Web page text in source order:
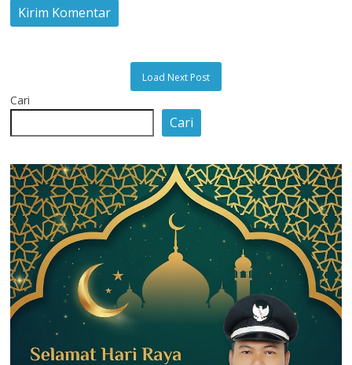
Load Next Post
Cari
Cari